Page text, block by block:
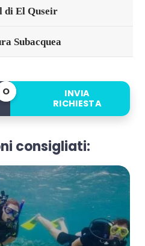
di El Quseir
Subacquea
O
INVIA
RICHIESTA
consigliati: